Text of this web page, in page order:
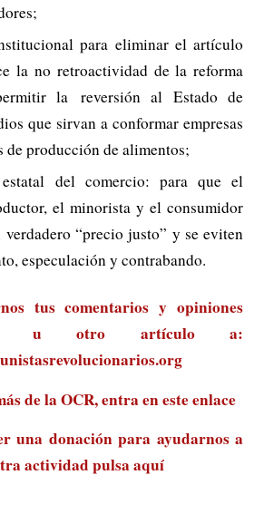
para eliminar el artículo
la no retroactividad de la reforma
la reversión al Estado de
que sirvan a conformar empresas
de producción de alimentos;
del comercio: para que el
el minorista y el consumidor
verdadero “precio justo” y se eviten
especulación y contrabando.
tus comentarios y opiniones
u otro artículo a:
de la OCR, entra eneste enlace
una donación para ayudarnos a
actividad pulsa aquí